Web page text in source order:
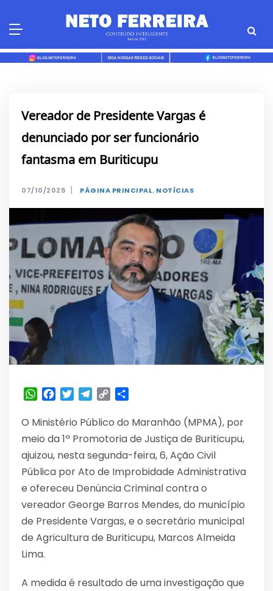
Vereador de Presidente Vargas é
denunciado por ser funcionário
fantasma em Buriticupu
07/10/2025 | PÁGINA PRINCIPAL, NOTÍCIAS
WhatsApp
Facebook
TwitterTelegram
Copy
O Ministério Público do Maranhão (MPMA), por
meio da 1ª Promotoria de Justiça de Buriticupu,
ajuizou, nesta segunda-feira, 6, Ação Civil
Pública por Ato de Improbidade Administrativa
e ofereceu Denúncia Criminal contra o
vereador George Barros Mendes, do município
de Presidente Vargas, e o secretário municipal
de Agricultura de Buriticupu, Marcos Almeida
Lima.
A medida é resultado de uma investigação que